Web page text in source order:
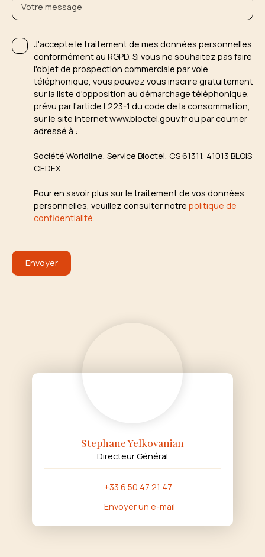
Votre message
J'accepte le traitement de mes données personnelles
conformément au RGPD. Si vous ne souhaitez pas faire
l'objet de prospection commerciale par voie
téléphonique, vous pouvez vous inscrire gratuitement
sur la liste d'opposition au démarchage téléphonique,
prévu par l'article L223-1 du code de la consommation,
sur le site Internet www.bloctel.gouv.fr ou par courrier
adressé à :
Société Worldline, Service Bloctel, CS 61311, 41013 BLOIS
CEDEX.
Pour en savoir plus sur le traitement de vos données
personnelles, veuillez consulter notre politique de
confidentialité.
Envoyer
Stephane Yelkovanian
Directeur Général
+33 6 50 47 21 47
Envoyer un e-mail